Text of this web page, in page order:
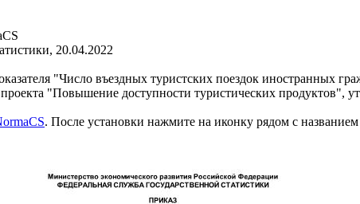
20.04.2022
"Число въездных туристских поездок иностранных
"Повышение доступности туристических продуктов",
. После установки нажмите на иконку рядом с